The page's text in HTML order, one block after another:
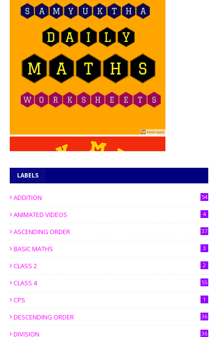
LABELS
ADDITION 54
ANIMATED VIDEOS 4
ASCENDING ORDER 37
BASIC MATHS 3
CLASS 2 2
CLASS 4 55
CPS 1
DESCENDING ORDER 36
DIVISION 36